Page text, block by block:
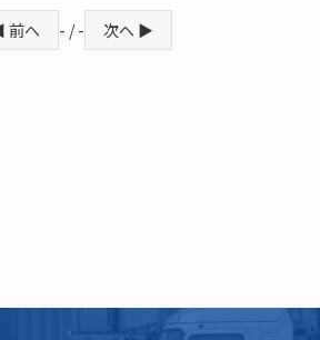
前へ - / - 次へ ▶